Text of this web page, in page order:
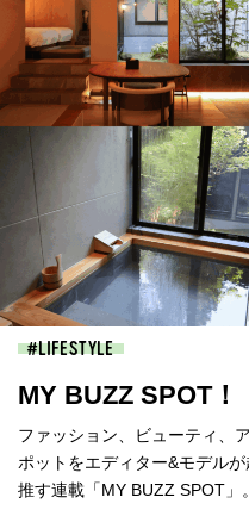
LIFESTYLE
MY BUZZ SPOT！
ファッション、ビューティ、
ポットをエディター&モデル
推す連載「MY BUZZ SPOT